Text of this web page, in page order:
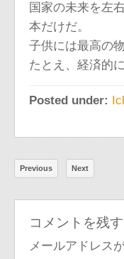
国家の未来を左
本だけだ。
子供には最高の
たとえ、経済的
Posted under:
Previous Next
コメントを残す
メールアドレス